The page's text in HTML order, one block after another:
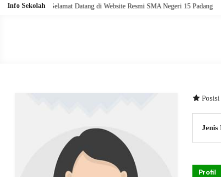
Info SekolahSelamat Datang di Website Resmi SMA Negeri 15 Padang
Posisi
Jenis
Profil